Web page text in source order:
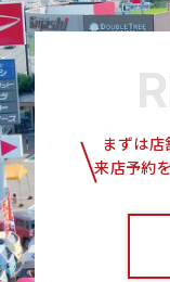
まずは店
来店予約